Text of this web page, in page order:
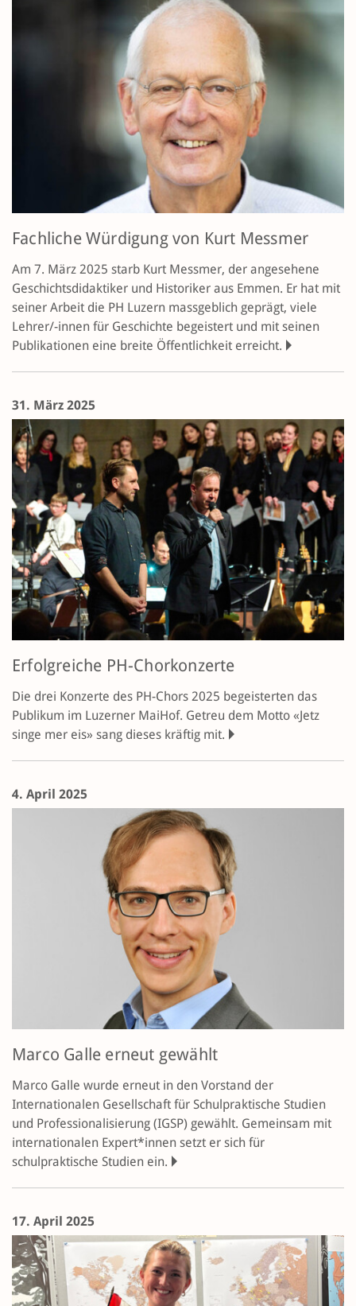
Fachliche Würdigung von Kurt Messmer
Am 7. März 2025 starb Kurt Messmer, der angesehene
Geschichtsdidaktiker und Historiker aus Emmen. Er hat mit
seiner Arbeit die PH Luzern massgeblich geprägt, viele
Lehrer/-innen für Geschichte begeistert und mit seinen
Publikationen eine breite Öffentlichkeit erreicht.
31. März 2025
Erfolgreiche PH-Chorkonzerte
Die drei Konzerte des PH-Chors 2025 begeisterten das
Publikum im Luzerner MaiHof. Getreu dem Motto «Jetz
singe mer eis» sang dieses kräftig mit.
4. April 2025
Marco Galle erneut gewählt
Marco Galle wurde erneut in den Vorstand der
Internationalen Gesellschaft für Schulpraktische Studien
und Professionalisierung (IGSP) gewählt. Gemeinsam mit
internationalen Expert*innen setzt er sich für
schulpraktische Studien ein.
17. April 2025